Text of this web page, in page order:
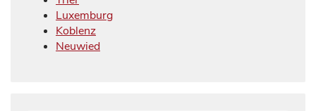
Luxemburg
Koblenz
Neuwied